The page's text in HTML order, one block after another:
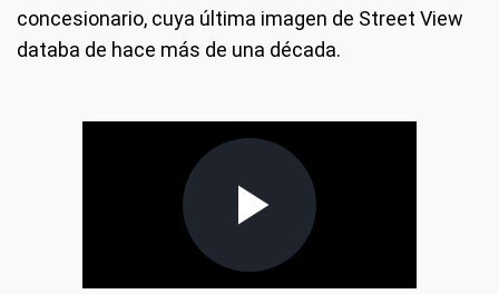
concesionario, cuya última imagen de Street View
databa de hace más de una década.